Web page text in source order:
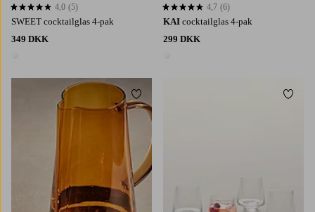
SWEET cocktailglas 4-pak
349 DKK
4,0 baseret på 5 bedømmelser
4,0 (5)
KAI cocktailglas 4-pak
299 DKK
4,7 baseret på 6 bedømmelser
4,7 (6)
Tilføj til favoritter Tilføj